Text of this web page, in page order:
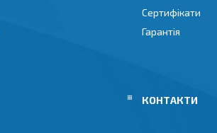
Сертифікати
Гарантія